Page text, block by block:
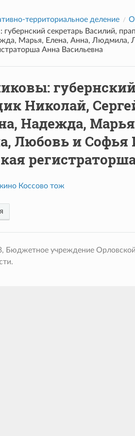
территориальное деление
секретарь Василий,
Марья, Елена, Анна, Людмила,
Анна Васильевна
губернский
Николай,
Надежда,
Любовь и
Коссово тож
Бюджетное учреждение Орловской